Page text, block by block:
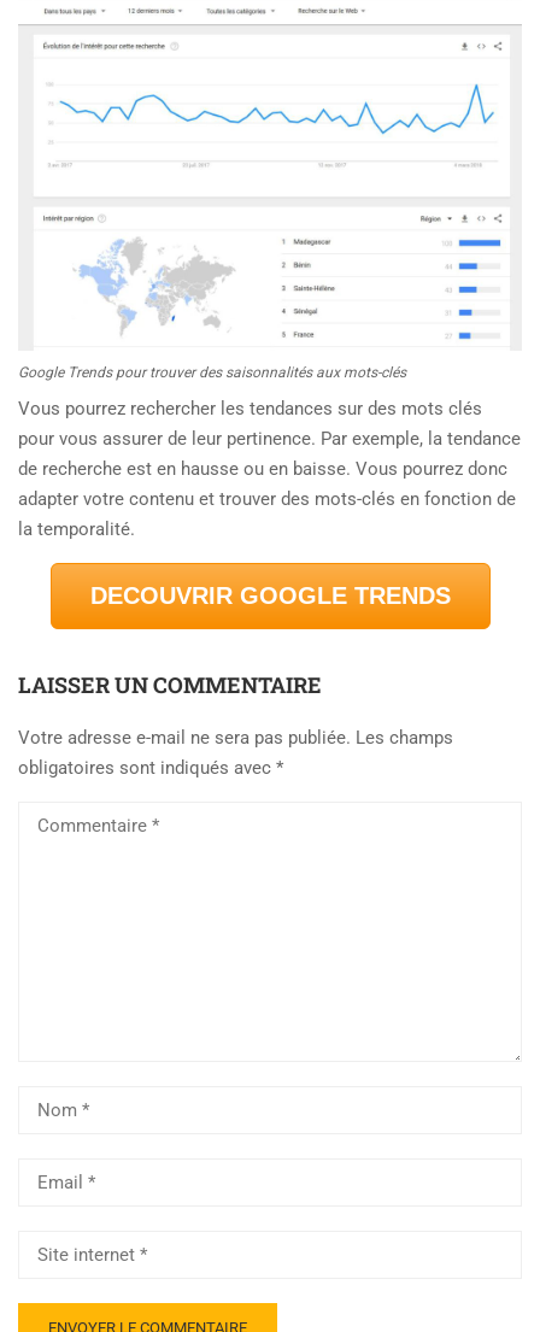
Google Trends pour trouver des saisonnalités aux mots-clés
Vous pourrez rechercher les tendances sur des mots clés
pour vous assurer de leur pertinence. Par exemple, la tendance
de recherche est en hausse ou en baisse. Vous pourrez donc
adapter votre contenu et trouver des mots-clés en fonction de
la temporalité.
DECOUVRIR GOOGLE TRENDS
LAISSER UN COMMENTAIRE
Votre adresse e-mail ne sera pas publiée. Les champs
obligatoires sont indiqués avec *